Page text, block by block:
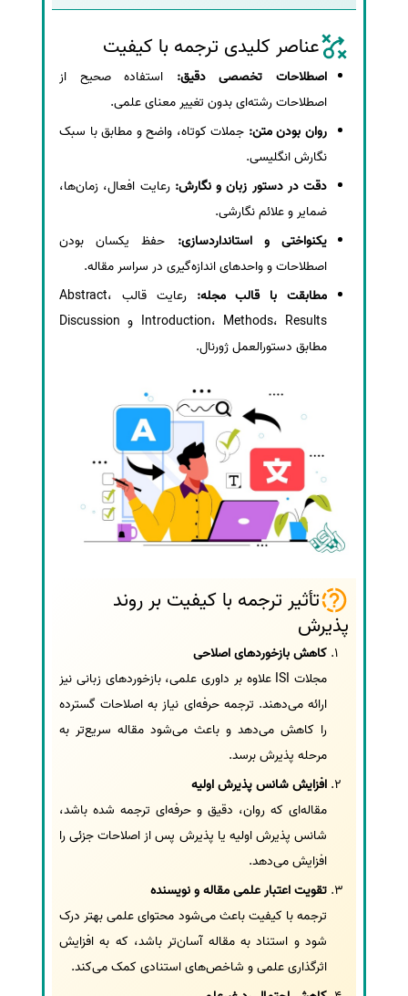
عناصر کلیدی ترجمه با کیفیت
اصطلاحات تخصصی دقیق: استفاده صحیح از
اصطلاحات رشته‌ای بدون تغییر معنای علمی.
روان بودن متن: جملات کوتاه، واضح و مطابق با سبک
نگارش انگلیسی.
دقت در دستور زبان و نگارش: رعایت افعال، زمان‌ها،
ضمایر و علائم نگارشی.
یکنواختی و استانداردسازی: حفظ یکسان بودن
اصطلاحات و واحدهای اندازه‌گیری در سراسر مقاله.
مطابقت با قالب مجله:
رعایت قالب Abstract،
Introduction، Methods، Results و Discussion
مطابق دستورالعمل ژورنال.
تأثیر ترجمه با کیفیت بر روند
پذیرش
کاهش بازخوردهای اصلاحی
مجلات ISI علاوه بر داوری علمی، بازخوردهای زبانی نیز
ارائه می‌دهند. ترجمه حرفه‌ای نیاز به اصلاحات گسترده
را کاهش می‌دهد و باعث می‌شود مقاله سریع‌تر به
مرحله پذیرش برسد.
افزایش شانس پذیرش اولیه
مقاله‌ای که روان، دقیق و حرفه‌ای ترجمه شده باشد،
شانس پذیرش اولیه یا پذیرش پس از اصلاحات جزئی را
افزایش می‌دهد.
تقویت اعتبار علمی مقاله و نویسنده
ترجمه با کیفیت باعث می‌شود محتوای علمی بهتر درک
شود و استناد به مقاله آسان‌تر باشد، که به افزایش
اثرگذاری علمی و شاخص‌های استنادی کمک می‌کند.